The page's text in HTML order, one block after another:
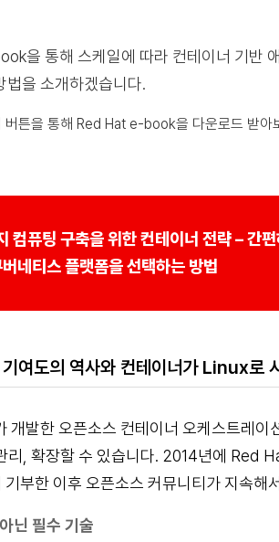
을 통해 스케일에 따라 컨테이너 기반
법을 소개하겠습니다.
버튼을 통해 Red Hat e-book을 다운로드 받아
퓨팅 구축을 위한 컨테이너 전략 – 간
네티스 플랫폼을 선택하는 방법
여도의 역사와 컨테이너가 Linux로
발한 오픈소스 컨테이너 오케스트레이
리, 확장할 수 있습니다. 2014년에 Red
부한 이후 오픈소스 커뮤니티가 지속해
닌 필수 기술